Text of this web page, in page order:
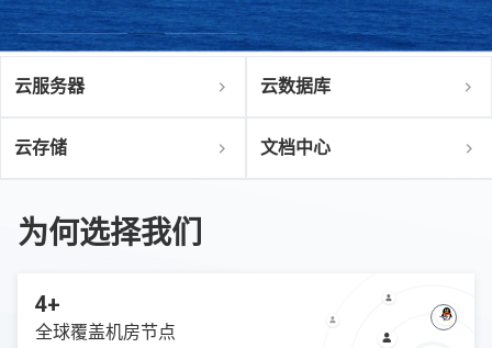
云服务器 云数据库
云存储 文档中心
为何选择我们
4+
全球覆盖机房节点